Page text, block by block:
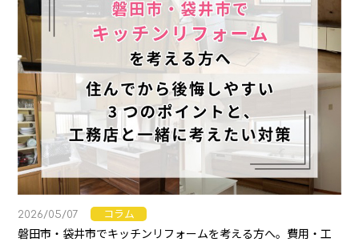
2026/05/07 コラム
磐田市・袋井市でキッチンリフォームを考える方へ。費用・工